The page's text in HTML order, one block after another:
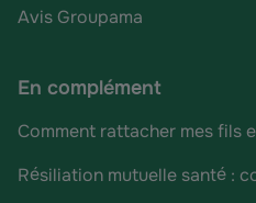
Avis Groupama
En complément
Comment rattacher mes fils
Résiliation mutuelle santé :